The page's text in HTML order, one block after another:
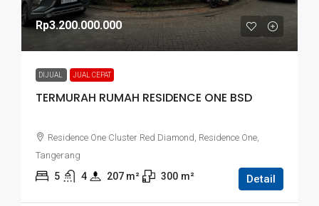
Rp3.200.000.000
DIJUAL JUAL CEPAT
TERMURAH RUMAH RESIDENCE ONE BSD
Residence One Cluster Red Diamond, Residence One,
Tangerang
5 4 207 m² 300 m² Detail